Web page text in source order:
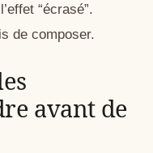
“écrasé”.
de composer.
avant de